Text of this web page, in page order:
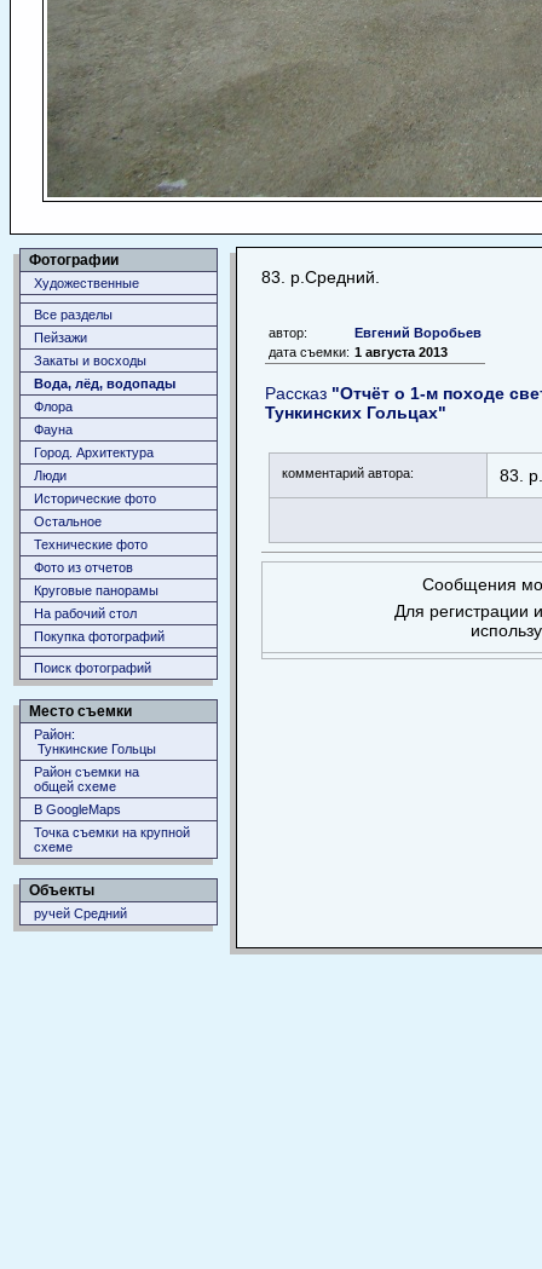
Фотографии
Художественные
Все разделы
Пейзажи
Закаты и восходы
Вода, лёд, водопады
Флора
Фауна
Город. Архитектура
Люди
Исторические фото
Остальное
Технические фото
Фото из отчетов
Круговые панорамы
На рабочий стол
Покупка фотографий
Поиск фотографий
Место съемки
Район:
Тункинские Гольцы
Район съемки на
общей схеме
В GoogleMaps
Точка съемки на крупной
схеме
Объекты
ручей Средний
83. р.Средний.
автор:
Евгений Воробьев
дата съемки: 1 августа 2013
Рассказ "Отчёт о 1-м походе
Тункинских Гольцах"
комментарий автора: 83.
Сообщения
Для регистрации